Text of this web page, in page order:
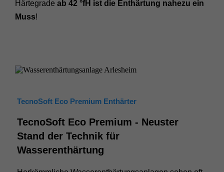
Härtegrade ab 42 °fH ist die Enthärtung nahezu ein
Muss!
TecnoSoft Eco Premium Enthärter
TecnoSoft Eco Premium - Neuster
Stand der Technik für
Wasserenthärtung